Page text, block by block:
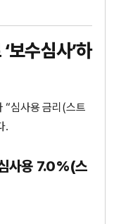
수심사’하
“심사용 금리(스트
.
사용 7.0%(스